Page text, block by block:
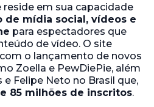
reside em sua capacidade
mídia social, vídeos e
para espectadores que
de vídeo. O site
o lançamento de novos
Zoella e PewDiePie, além
Felipe Neto no Brasil que,
85 milhões de inscritos.